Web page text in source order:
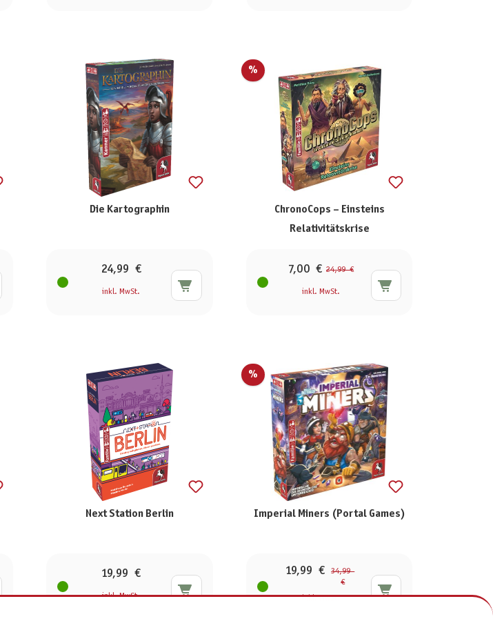
Die Kartographin
24,99 €
inkl. MwSt.
%
ChronoCops – Einsteins
Relativitätskrise
7,00 € 24,99 €
inkl. MwSt.
Next Station Berlin
19,99 €
inkl. MwSt.
%
Imperial Miners (Portal Games)
19,99 €
34,99
€
inkl. MwSt.